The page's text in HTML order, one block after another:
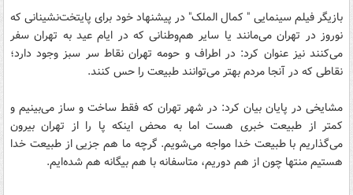
بازیگر فیلم سینمایی " کمال الملک" در پیشنهاد خود برای پایتخت‌نشینانی که
نوروز در تهران می‌مانند یا سایر هم‌وطنانی که در ایام عید به تهران سفر
می‌کنند نیز عنوان کرد: در اطراف و حومه تهران نقاط سر سبز وجود دارد؛
نقاطی که در آنجا مردم بهتر می‌توانند طبیعت را حس کنند.
مشایخی در پایان بیان کرد: در شهر تهران که فقط ساخت و ساز می‌بینیم و
کمتر از طبیعت خبری هست اما به محض اینکه پا را از تهران بیرون
می‌گذاریم با طبیعت خدا مواجه می‌شویم. گرچه ما هم جزیی از طبیعت خدا
هستیم منتها چون از هم دوریم، متاسفانه با هم بیگانه هم شده‌ایم.